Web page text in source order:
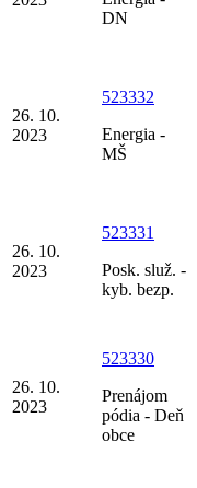
DN
26. 10.
2023
523332
Energia -
MŠ
26. 10.
2023
523331
Posk. služ. -
kyb. bezp.
26. 10.
2023
523330
Prenájom
pódia - Deň
obce